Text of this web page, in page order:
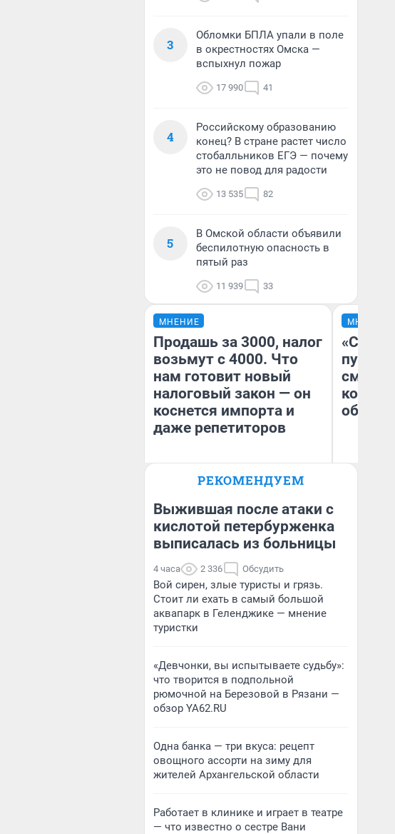
3
Обломки БПЛА упали в поле
в окрестностях Омска —
вспыхнул пожар
17 990 41
4
Российскому образованию
конец? В стране растет число
стобалльников ЕГЭ — почему
это не повод для радости
13 535 82
5
В Омской области объявили
беспилотную опасность в
пятый раз
11 939 33
МНЕНИЕ
Продашь за 3000, налог
возьмут с 4000. Что
нам готовит новый
налоговый закон — он
коснется импорта и
даже репетиторов
Анастасия Завгородняя
МНЕНИЕ
РЕКОМЕНДУЕМ
Выжившая после атаки с
кислотой петербурженка
выписалась из больницы
4 часа 2 336 Обсудить
Вой сирен, злые туристы и грязь.
Стоит ли ехать в самый большой
аквапарк в Геленджике — мнение
туристки
«Девчонки, вы испытываете судьбу»:
что творится в подпольной
рюмочной на Березовой в Рязани —
обзор YA62.RU
Одна банка — три вкуса: рецепт
овощного ассорти на зиму для
жителей Архангельской области
Работает в клинике и играет в театре
— что известно о сестре Вани